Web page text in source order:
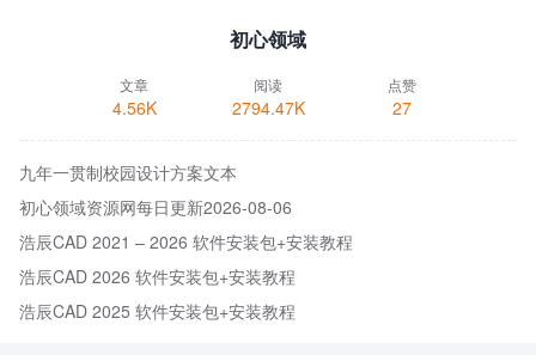
初心领域
文章
4.56K
阅读
2794.47K
点赞
27
九年一贯制校园设计方案文本
初心领域资源网每日更新2026-08-06
浩辰CAD 2021 – 2026 软件安装包+安装教程
浩辰CAD 2026 软件安装包+安装教程
浩辰CAD 2025 软件安装包+安装教程